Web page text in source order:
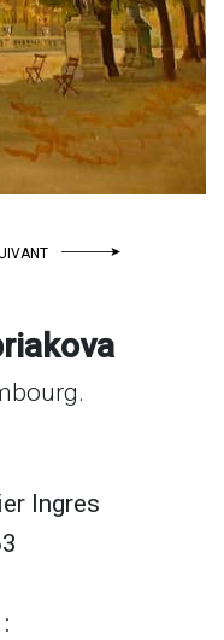
Ingres